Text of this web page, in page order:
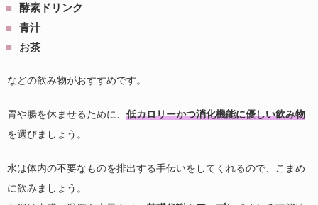
酵素ドリンク
青汁
お茶
などの飲み物がおすすめです。
胃や腸を休ませるために、 低カロリーかつ消化機能に優しい飲み物
を選びましょう。
水は体内の不要なものを排出する手伝いをしてくれるので、こまめ
に飲みましょう。